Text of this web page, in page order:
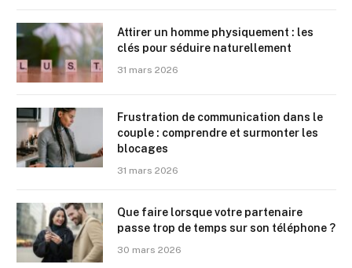
Attirer un homme physiquement : les
clés pour séduire naturellement
31 mars 2026
Frustration de communication dans le
couple : comprendre et surmonter les
blocages
31 mars 2026
Que faire lorsque votre partenaire
passe trop de temps sur son téléphone ?
30 mars 2026